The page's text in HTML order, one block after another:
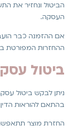
הביטול ונחזיר את
העסקה.
אם ההזמנה כבר
ההחזרות המפורטת
ביטול
בהתאם להוראות
החזרת מוצר